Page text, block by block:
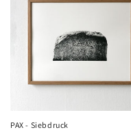
PAX - Siebdruck